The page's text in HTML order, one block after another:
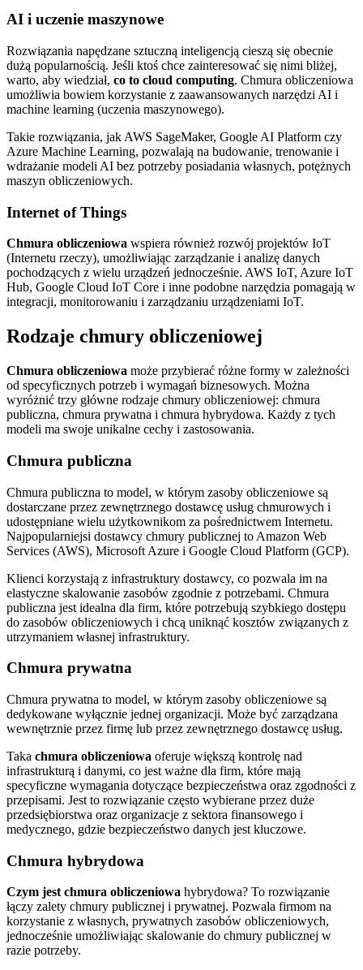
AI i uczenie maszynowe
Rozwiązania napędzane sztuczną inteligencją cieszą się obecnie
dużą popularnością. Jeśli ktoś chce zainteresować się nimi bliżej,
warto, aby wiedział, co to cloud computing. Chmura obliczeniowa
umożliwia bowiem korzystanie z zaawansowanych narzędzi AI i
machine learning (uczenia maszynowego).
Takie rozwiązania, jak AWS SageMaker, Google AI Platform czy
Azure Machine Learning, pozwalają na budowanie, trenowanie i
wdrażanie modeli AI bez potrzeby posiadania własnych, potężnych
maszyn obliczeniowych.
Internet of Things
Chmura obliczeniowa wspiera również rozwój projektów IoT
(Internetu rzeczy), umożliwiając zarządzanie i analizę danych
pochodzących z wielu urządzeń jednocześnie. AWS IoT, Azure IoT
Hub, Google Cloud IoT Core i inne podobne narzędzia pomagają w
integracji, monitorowaniu i zarządzaniu urządzeniami IoT.
Rodzaje chmury obliczeniowej
Chmura obliczeniowa może przybierać różne formy w zależności
od specyficznych potrzeb i wymagań biznesowych. Można
wyróżnić trzy główne rodzaje chmury obliczeniowej: chmura
publiczna, chmura prywatna i chmura hybrydowa. Każdy z tych
modeli ma swoje unikalne cechy i zastosowania.
Chmura publiczna
Chmura publiczna to model, w którym zasoby obliczeniowe są
dostarczane przez zewnętrznego dostawcę usług chmurowych i
udostępniane wielu użytkownikom za pośrednictwem Internetu.
Najpopularniejsi dostawcy chmury publicznej to Amazon Web
Services (AWS), Microsoft Azure i Google Cloud Platform (GCP).
Klienci korzystają z infrastruktury dostawcy, co pozwala im na
elastyczne skalowanie zasobów zgodnie z potrzebami. Chmura
publiczna jest idealna dla firm, które potrzebują szybkiego dostępu
do zasobów obliczeniowych i chcą uniknąć kosztów związanych z
utrzymaniem własnej infrastruktury.
Chmura prywatna
Chmura prywatna to model, w którym zasoby obliczeniowe są
dedykowane wyłącznie jednej organizacji. Może być zarządzana
wewnętrznie przez firmę lub przez zewnętrznego dostawcę usług.
Taka chmura obliczeniowa oferuje większą kontrolę nad
infrastrukturą i danymi, co jest ważne dla firm, które mają
specyficzne wymagania dotyczące bezpieczeństwa oraz zgodności z
przepisami. Jest to rozwiązanie często wybierane przez duże
przedsiębiorstwa oraz organizacje z sektora finansowego i
medycznego, gdzie bezpieczeństwo danych jest kluczowe.
Chmura hybrydowa
Czym jest chmura obliczeniowa hybrydowa? To rozwiązanie
łączy zalety chmury publicznej i prywatnej. Pozwala firmom na
korzystanie z własnych, prywatnych zasobów obliczeniowych,
jednocześnie umożliwiając skalowanie do chmury publicznej w
razie potrzeby.